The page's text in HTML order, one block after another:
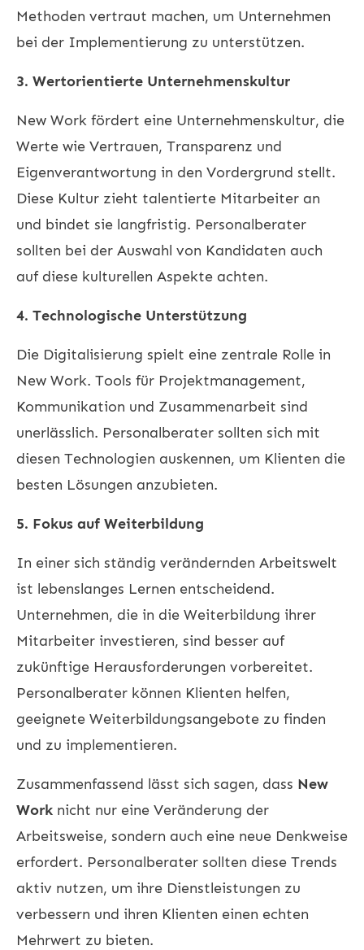
Methoden vertraut machen, um Unternehmen
bei der Implementierung zu unterstützen.
3. Wertorientierte Unternehmenskultur
New Work fördert eine Unternehmenskultur, die
Werte wie Vertrauen, Transparenz und
Eigenverantwortung in den Vordergrund stellt.
Diese Kultur zieht talentierte Mitarbeiter an
und bindet sie langfristig. Personalberater
sollten bei der Auswahl von Kandidaten auch
auf diese kulturellen Aspekte achten.
4. Technologische Unterstützung
Die Digitalisierung spielt eine zentrale Rolle in
New Work. Tools für Projektmanagement,
Kommunikation und Zusammenarbeit sind
unerlässlich. Personalberater sollten sich mit
diesen Technologien auskennen, um Klienten die
besten Lösungen anzubieten.
5. Fokus auf Weiterbildung
In einer sich ständig verändernden Arbeitswelt
ist lebenslanges Lernen entscheidend.
Unternehmen, die in die Weiterbildung ihrer
Mitarbeiter investieren, sind besser auf
zukünftige Herausforderungen vorbereitet.
Personalberater können Klienten helfen,
geeignete Weiterbildungsangebote zu finden
und zu implementieren.
Zusammenfassend lässt sich sagen, dass New
Work nicht nur eine Veränderung der
Arbeitsweise, sondern auch eine neue Denkweise
erfordert. Personalberater sollten diese Trends
aktiv nutzen, um ihre Dienstleistungen zu
verbessern und ihren Klienten einen echten
Mehrwert zu bieten.